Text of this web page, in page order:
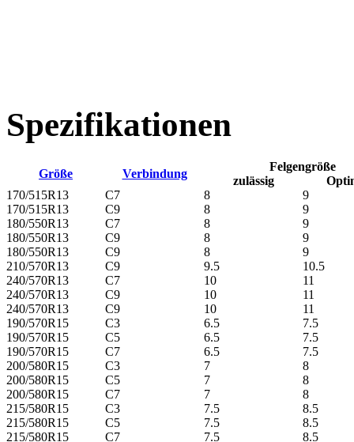
Spezifikationen
Größe Verbindung
Felgengröße
zulässig
170/515R13
C7 8
9
170/515R13
C9 8
9
180/550R13
C7 8
9
180/550R13
C9 8
9
180/550R13
C9 8
9
210/570R13
C9 9.5
10.5
240/570R13
C7 10
11
240/570R13
C9 10
11
240/570R13
C9 10
11
190/570R15
C3 6.5
7.5
190/570R15
C5 6.5
7.5
190/570R15
C7 6.5
7.5
200/580R15
C3 7
8
200/580R15
C5 7
8
200/580R15
C7 7
8
215/580R15
C3 7.5
8.5
215/580R15
C5 7.5
8.5
215/580R15
C7 7.5
8.5